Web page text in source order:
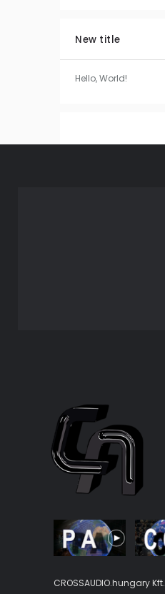
New title
Hello, World!
CROSSAUDIO.hungary Kft.